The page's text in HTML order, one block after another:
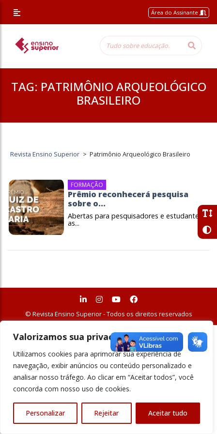
Valorizamos sua privacidade
Utilizamos cookies para aprimorar sua experiência de
navegação, exibir anúncios ou conteúdo personalizado e
analisar nosso tráfego. Ao clicar em “Aceitar todos”, você
concorda com nosso uso de cookies.
Personalizar Rejeitar Aceitar tudo
Área do Assinante
TAG: PATRIMÔNIO ARQUEOLÓGICO
BRASILEIRO
Revista Ensino Superior > Patrimônio Arqueológico Brasileiro
FORMAÇÃO
Prêmio reconhecerá pesquisa
sobre o...
Abertas para pesquisadores e estudantes,
as...
© Revista Ensino Superior - Todos os direitos reservados